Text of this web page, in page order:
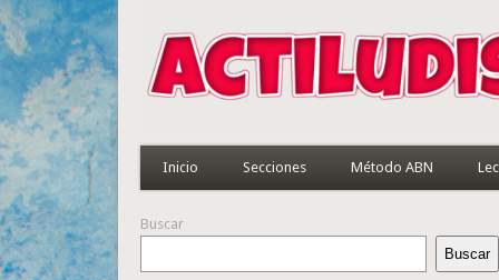
Inicio Secciones Método ABN
Buscar
Buscar